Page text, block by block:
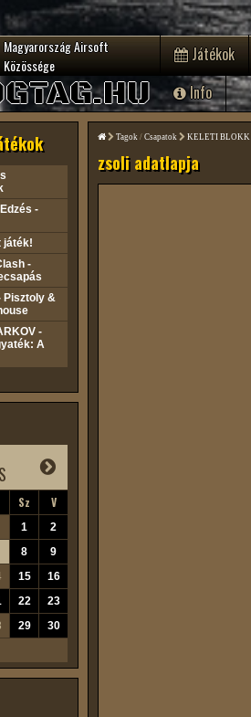
Magyarország Airsoft
Közössége
Játékok
Info
-
játék!
-
Pisztoly &
-
A
Sz V
1
2
8
9
15
16
22
23
29
30
Tagok / Csapatok KELETI BLOKK
zsoli adatlapja